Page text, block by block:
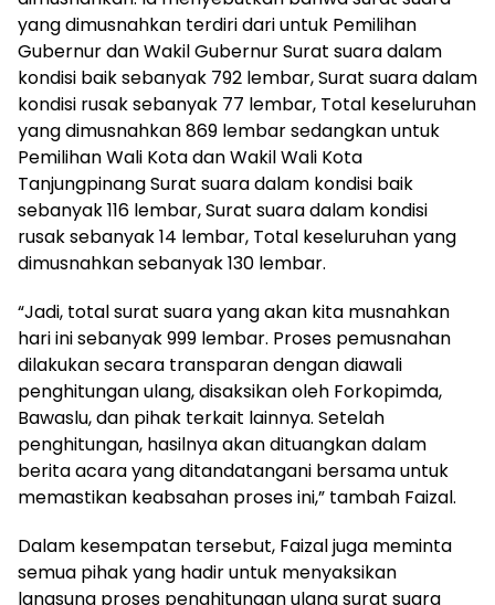
yang dimusnahkan terdiri dari untuk Pemilihan
Gubernur dan Wakil Gubernur Surat suara dalam
kondisi baik sebanyak 792 lembar, Surat suara dalam
kondisi rusak sebanyak 77 lembar, Total keseluruhan
yang dimusnahkan 869 lembar sedangkan untuk
Pemilihan Wali Kota dan Wakil Wali Kota
Tanjungpinang Surat suara dalam kondisi baik
sebanyak 116 lembar, Surat suara dalam kondisi
rusak sebanyak 14 lembar, Total keseluruhan yang
dimusnahkan sebanyak 130 lembar.
“Jadi, total surat suara yang akan kita musnahkan
hari ini sebanyak 999 lembar. Proses pemusnahan
dilakukan secara transparan dengan diawali
penghitungan ulang, disaksikan oleh Forkopimda,
Bawaslu, dan pihak terkait lainnya. Setelah
penghitungan, hasilnya akan dituangkan dalam
berita acara yang ditandatangani bersama untuk
memastikan keabsahan proses ini,” tambah Faizal.
Dalam kesempatan tersebut, Faizal juga meminta
semua pihak yang hadir untuk menyaksikan
langsung proses penghitungan ulang surat suara